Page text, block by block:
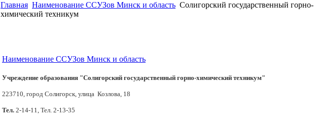
Главная Наименование ССУЗов Минск и область Солигорский государственный горно-
химический техникум
Наименование ССУЗов Минск и область
Учреждение образования "Солигорский государственный горно-химический техникум"
223710, город Солигорск, улица Козлова, 18
Тел. 2-14-11, Тел. 2-13-35